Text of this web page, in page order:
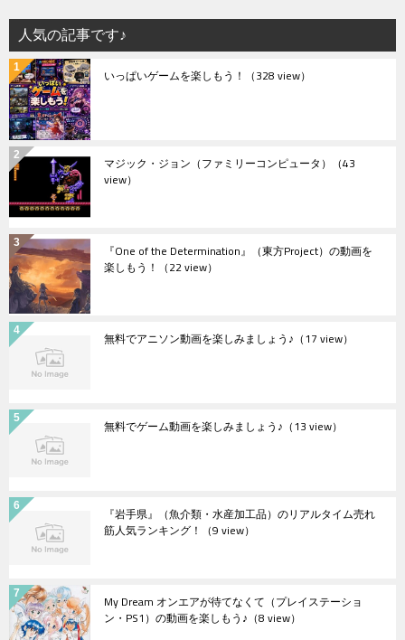
人気の記事です♪
いっぱいゲームを楽しもう！ （328 view）
マジック・ジョン（ファミリーコンピュータ） （43
view）
『One of the Determination』（東方Project）の動画を
楽しもう！ （22 view）
無料でアニソン動画を楽しみましょう♪ （17 view）
無料でゲーム動画を楽しみましょう♪ （13 view）
『岩手県』（魚介類・水産加工品）のリアルタイム売れ
筋人気ランキング！ （9 view）
My Dream オンエアが待てなくて（プレイステーショ
ン・PS1）の動画を楽しもう♪ （8 view）